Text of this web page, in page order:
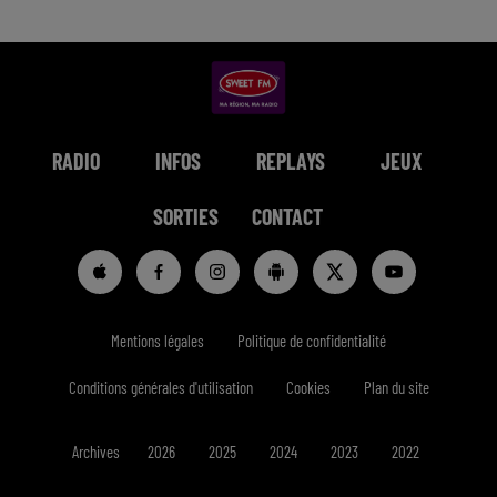
RADIO INFOS REPLAYS JEUX
SORTIES CONTACT
Mentions légales Politique de confidentialité
Conditions générales d'utilisation Cookies Plan du site
Archives 2026 2025 2024 2023 2022